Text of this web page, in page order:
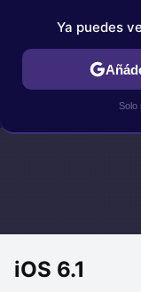
IPHONE
iOS 6.1
Ya puedes
Solo